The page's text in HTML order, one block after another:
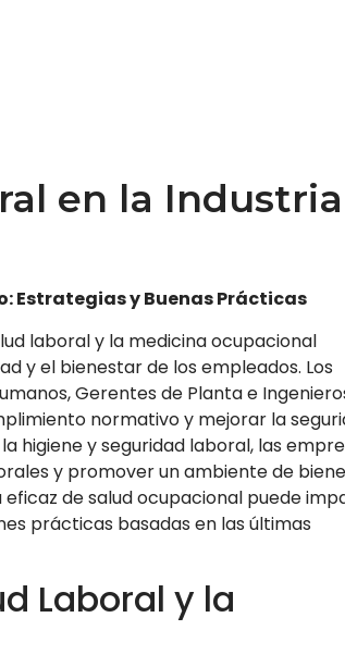
en la Industria
Estrategias y Buenas Prácticas
laboral y la medicina ocupacional
y el bienestar de los empleados. Los
Gerentes de Planta e
normativo y mejorar la
higiene y seguridad laboral, las
y promover un ambiente de
de salud ocupacional puede
prácticas basadas en las últimas
Laboral y la